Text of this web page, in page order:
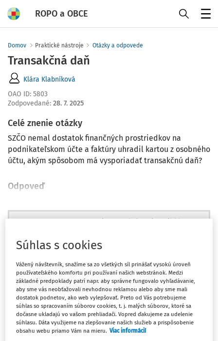
ROPO a OBCE
Domov Praktické nástroje Otázky a odpovede
Transakčná daň
Klára Klabníková
OAO ID: 5803
Zodpovedané: 28. 7. 2025
Celé znenie otázky
SZČO nemal dostatok finančných prostriedkov na
podnikateľskom účte a faktúry uhradil kartou z osobného
účtu, akým spôsobom má vysporiadať transakčnú daň?
Odpoveď
Máte predplatné? Prihláste sa
Tento dokument je len pre
predplatiteľov Ropo a obce VIP.
Odomknite si prístup zakúpením
predplatného.
Súhlas s cookies
Vážený návštevník, snažíme sa zo všetkých síl prinášať vysokú úroveň
používateľského komfortu pri používaní našich webstránok. Medzi
základné predpoklady patrí napr. aby správne fungovalo vyhľadávanie,
aby sme vás neobťažovali nevhodnou reklamou alebo aby sme mali
dostatok podnetov, ako web vylepšovať. Preto od Vás potrebujeme
súhlas so spracovaním súborov cookies, t. j. malých súborov, ktoré sa
dočasne ukladajú vo vašom prehliadači. Vopred ďakujeme za udelenie
súhlasu. Dáta využijeme na zlepšovanie našich služieb a prispôsobenie
obsahu webu priamo Vám na mieru. Viac informácií